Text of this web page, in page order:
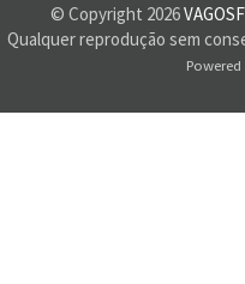
© Copyright 2026
Qualquer reprodução sem
Powered